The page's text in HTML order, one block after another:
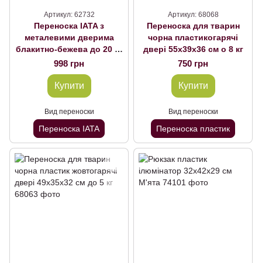
Артикул: 62732
Переноска IATA з
металевими дверима
блакитно-бежева до 20 кг
(55x36x35 см)
998 грн
Купити
Вид переноски
Переноска IATA
Артикул: 68068
Переноска для тварин
чорна пластикогарячі
двері 55х39х36 см о 8 кг
750 грн
Купити
Вид переноски
Переноска пластик